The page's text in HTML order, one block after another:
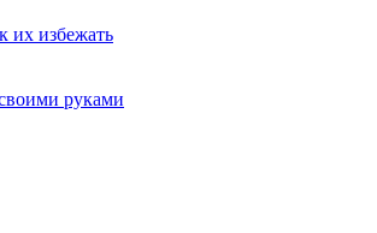
их избежать
руками